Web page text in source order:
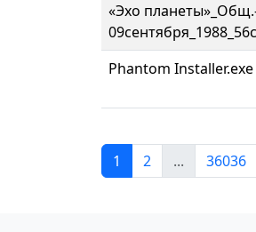
«Эхо
Phantom Installer.exe
1 2 ... 36036